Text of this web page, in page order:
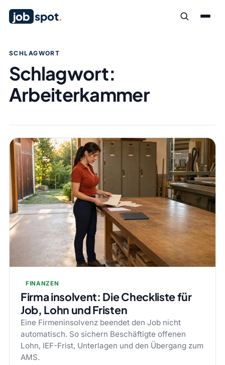
job spot.
SCHLAGWORT
Schlagwort:
Arbeiterkammer
FINANZEN
Firma insolvent: Die Checkliste für
Job, Lohn und Fristen
Eine Firmeninsolvenz beendet den Job nicht
automatisch. So sichern Beschäftigte offenen
Lohn, IEF-Frist, Unterlagen und den Übergang zum
AMS.